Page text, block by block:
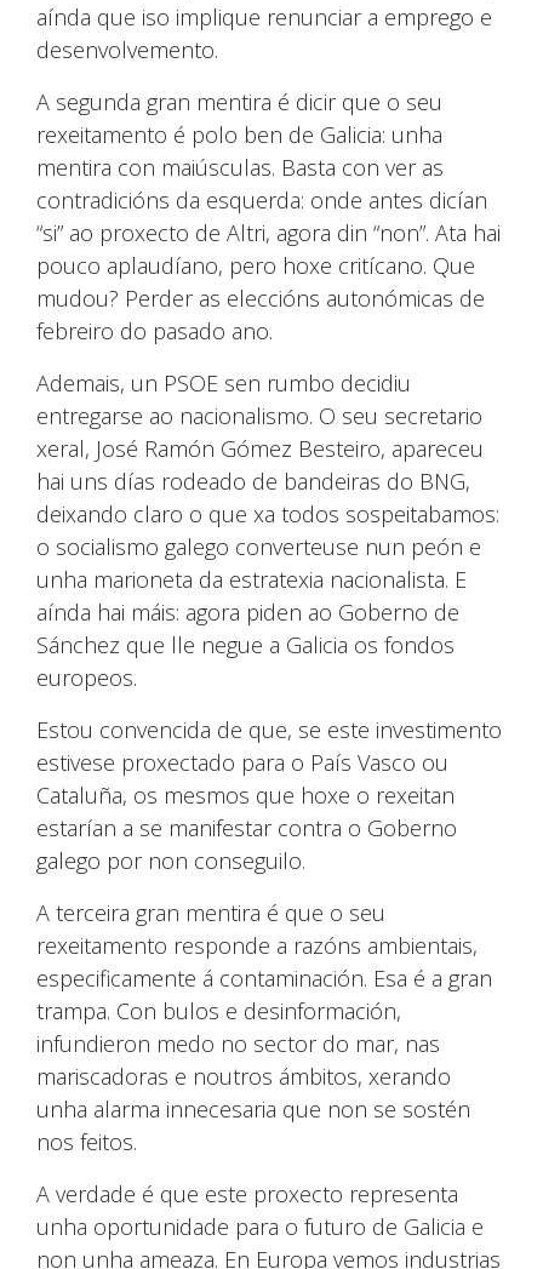
aínda que iso implique renunciar a emprego e
desenvolvemento.
A segunda gran mentira é dicir que o seu
rexeitamento é polo ben de Galicia: unha
mentira con maiúsculas. Basta con ver as
contradicións da esquerda: onde antes dicían
“si” ao proxecto de Altri, agora din “non”. Ata hai
pouco aplaudíano, pero hoxe critícano. Que
mudou? Perder as eleccións autonómicas de
febreiro do pasado ano.
Ademais, un PSOE sen rumbo decidiu
entregarse ao nacionalismo. O seu secretario
xeral, José Ramón Gómez Besteiro, apareceu
hai uns días rodeado de bandeiras do BNG,
deixando claro o que xa todos sospeitabamos:
o socialismo galego converteuse nun peón e
unha marioneta da estratexia nacionalista. E
aínda hai máis: agora piden ao Goberno de
Sánchez que lle negue a Galicia os fondos
europeos.
Estou convencida de que, se este investimento
estivese proxectado para o País Vasco ou
Cataluña, os mesmos que hoxe o rexeitan
estarían a se manifestar contra o Goberno
galego por non conseguilo.
A terceira gran mentira é que o seu
rexeitamento responde a razóns ambientais,
especificamente á contaminación. Esa é a gran
trampa. Con bulos e desinformación,
infundieron medo no sector do mar, nas
mariscadoras e noutros ámbitos, xerando
unha alarma innecesaria que non se sostén
nos feitos.
A verdade é que este proxecto representa
unha oportunidade para o futuro de Galicia e
non unha ameaza. En Europa vemos industrias